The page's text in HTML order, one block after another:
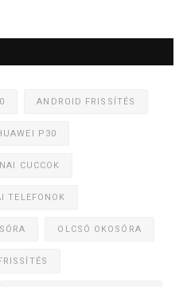
ANDROID FRISSÍTÉS
P30
CUCCOK
TELEFONOK
OLCSÓ OKOSÓRA